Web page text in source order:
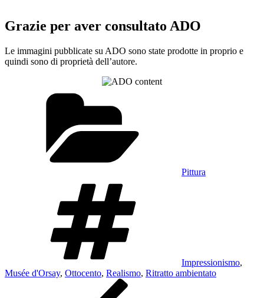
Grazie per aver consultato ADO
Le immagini pubblicate su ADO sono state prodotte in proprio e
quindi sono di proprietà dell’autore.
Pittura
Impressionismo,
Musée d'Orsay, Ottocento, Realismo, Ritratto ambientato